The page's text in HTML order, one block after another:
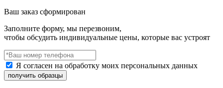
Ваш заказ сформирован
Заполните форму, мы перезвоним,
чтобы обсудить индивидуальные цены, которые вас устроят
Я согласен на обработку моих персональных данных